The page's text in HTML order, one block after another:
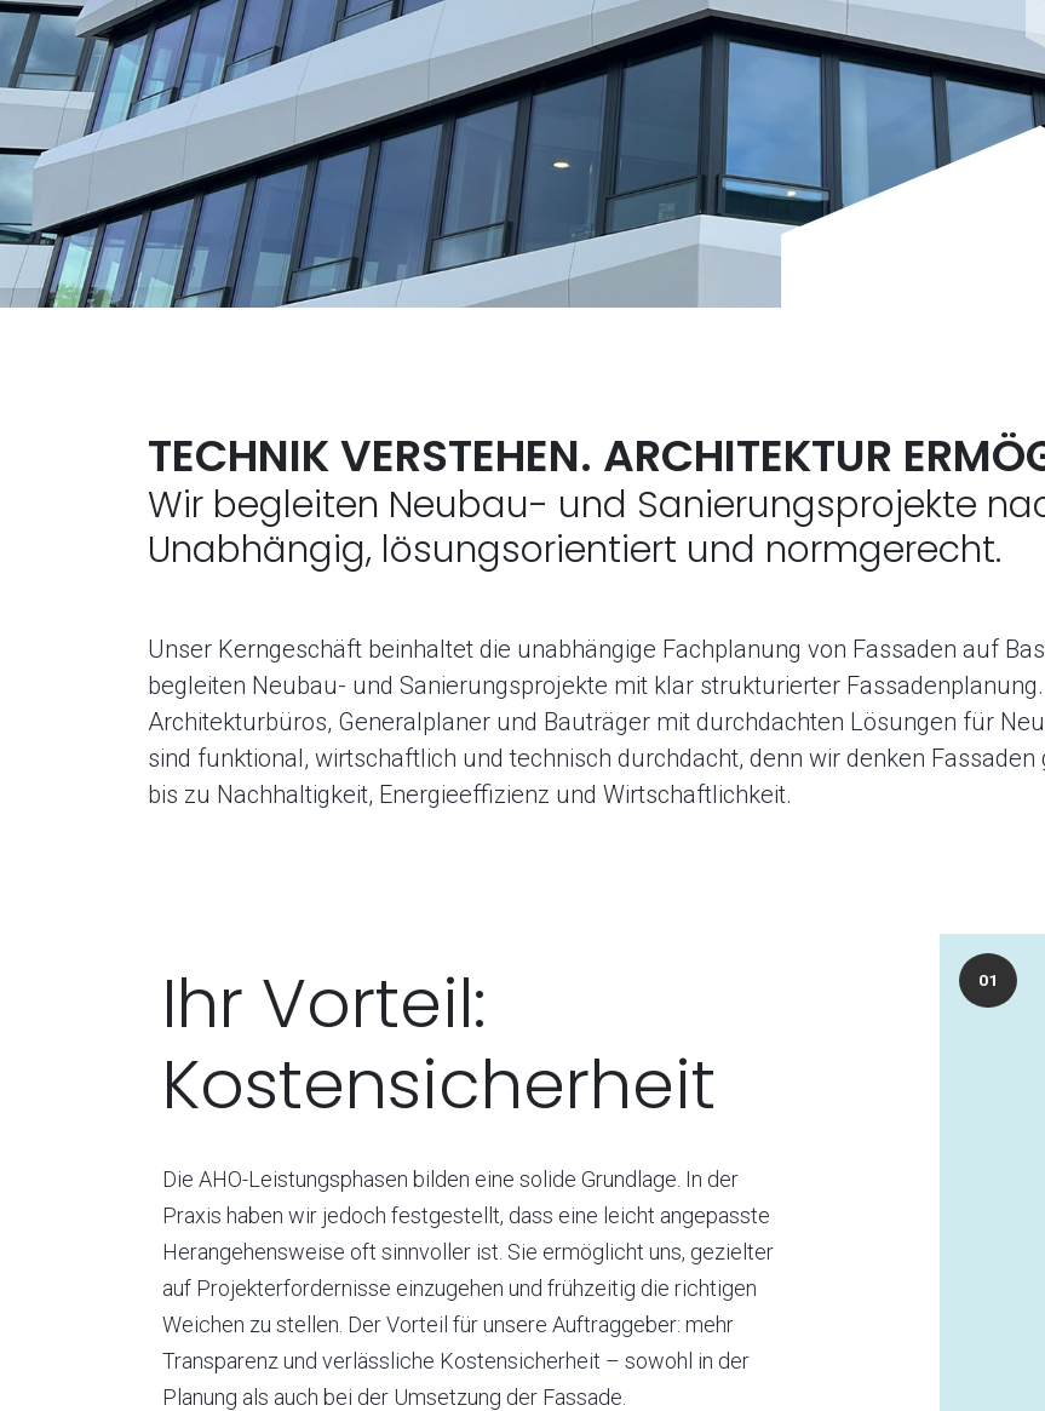
TECHNIK VERSTEHEN. ARCHITEKTUR
Wir begleiten Neubau- und Sanierungsprojekte
Unabhängig, lösungsorientiert und normgerecht.
Unser Kerngeschäft beinhaltet die unabhängige Fachplanung von Fassaden auf
begleiten Neubau- und Sanierungsprojekte mit klar strukturierter
Architekturbüros, Generalplaner und Bauträger mit durchdachten Lösungen für
sind funktional, wirtschaftlich und technisch durchdacht, denn wir denken
bis zu Nachhaltigkeit, Energieeffizienz und Wirtschaftlichkeit.
Ihr Vorteil:
Kostensicherheit
Die AHO-Leistungsphasen bilden eine solide Grundlage. In der
Praxis haben wir jedoch festgestellt, dass eine leicht angepasste
Herangehensweise oft sinnvoller ist. Sie ermöglicht uns, gezielter
auf Projekterfordernisse einzugehen und frühzeitig die richtigen
Weichen zu stellen. Der Vorteil für unsere Auftraggeber: mehr
Transparenz und verlässliche Kostensicherheit – sowohl in der
Planung als auch bei der Umsetzung der Fassade.
01